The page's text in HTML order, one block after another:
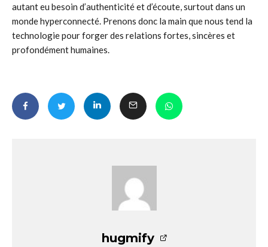
autant eu besoin d’authenticité et d’écoute, surtout dans un
monde hyperconnecté. Prenons donc la main que nous tend la
technologie pour forger des relations fortes, sincères et
profondément humaines.
hugmify